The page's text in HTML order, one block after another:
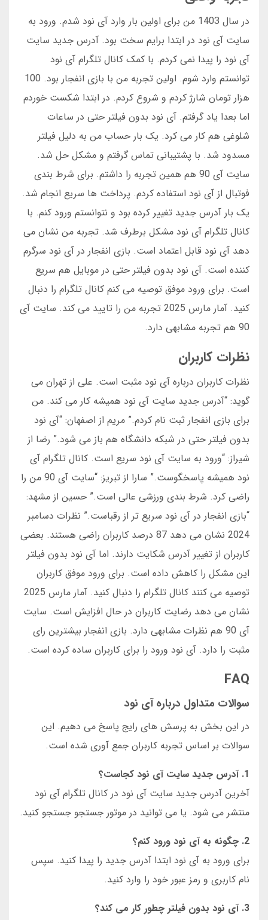
در سال 1403 من برای اولین بار وارد آی نود شدم. ورود به
سایت آی نود در ابتدا برایم سخت بود. آدرس جدید سایت
آی نود را پیدا نمی کردم. با کمک کانال تلگرام آی نود
توانستم وارد شوم. اولین تجربه من با بازی انفجار بود. 100
هزار تومان شارژ کردم و شروع کردم. در ابتدا شکست خوردم
اما بعدا یاد گرفتم. آی نود بدون فیلتر حتی در ساعات
شلوغی هم کار می کرد. یک بار حساب من به دلیل فیلتر
مسدود شد. با پشتیبانی تماس گرفتم و مشکل حل شد.
سایت آی 90 هم همین تجربه را داشتم. برای شرط بندی
فوتبال از آی نود استفاده کردم. پرداخت ها سریع انجام شد.
یک بار آدرس جدید تغییر کرده بود و نتوانستم ورود کنم. با
کانال تلگرام آی نود مشکل برطرف شد. تجربه من نشان می
دهد آی نود قابل اعتماد است. بازی انفجار در آی نود سرگرم
کننده است. آی نود بدون فیلتر حتی در موبایل هم سریع
است. برای ورود موفق توصیه می کنم کانال تلگرام را دنبال
کنید. آمار مارس 2025 تجربه من را تایید می کند. سایت آی
90 هم تجربه مشابهی دارد.
نظرات کاربران
نظرات کاربران درباره آی نود مثبت است. علی از تهران می
گوید: “آدرس جدید سایت آی نود همیشه کار می کند. من
برای بازی انفجار ثبت نام کردم.” مریم از اصفهان: “آی نود
بدون فیلتر حتی در شبکه دانشگاه هم باز می شود.” رضا از
شیراز: “ورود به سایت آی نود سریع است. کانال تلگرام آی
نود همیشه پاسخگوست.” سارا از تبریز: “سایت آی 90 من را
راضی کرد. شرط بندی ورزشی عالی است.” حسین از مشهد:
“بازی انفجار در آی نود سریع تر از رقباست.” نظرات دسامبر
2024 نشان می دهد 87 درصد کاربران راضی هستند. بعضی
کاربران از تغییر آدرس شکایت دارند. اما آی نود بدون فیلتر
این مشکل را کاهش داده است. برای ورود موفق کاربران
توصیه می کنند کانال تلگرام را دنبال کنید. آمار مارس 2025
نشان می دهد رضایت کاربران در حال افزایش است. سایت
آی 90 هم نظرات مشابهی دارد. بازی انفجار بیشترین رای
مثبت را دارد. آی نود ورود را برای کاربران ساده کرده است.
FAQ
سوالات متداول درباره آی نود
در این بخش به پرسش های رایج پاسخ می دهیم. این
سوالات بر اساس تجربه کاربران جمع آوری شده است.
1. آدرس جدید سایت آی نود کجاست؟
آخرین آدرس جدید سایت آی نود در کانال تلگرام آی نود
منتشر می شود. یا می توانید در موتور جستجو جستجو کنید.
2. چگونه به آی نود ورود کنم؟
برای ورود به آی نود ابتدا آدرس جدید را پیدا کنید. سپس
نام کاربری و رمز عبور خود را وارد کنید.
3. آی نود بدون فیلتر چطور کار می کند؟